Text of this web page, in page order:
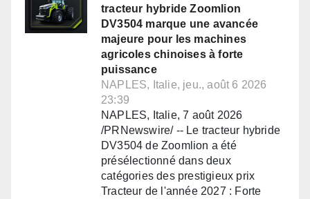
tracteur hybride Zoomlion
DV3504 marque une avancée
majeure pour les machines
agricoles chinoises à forte
puissance
NAPLES, Italie, jeu., août 6 2026
23:39
NAPLES, Italie, 7 août 2026
/PRNewswire/ -- Le tracteur hybride
DV3504 de Zoomlion a été
présélectionné dans deux
catégories des prestigieux prix
Tracteur de l'année 2027 : Forte